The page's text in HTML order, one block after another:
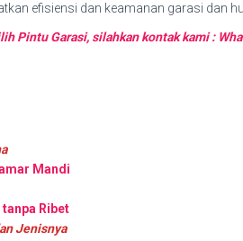
efisiensi dan keamanan garasi dan
Pintu Garasi, silahkan kontak kami :
Mandi
Ribet
Jenisnya